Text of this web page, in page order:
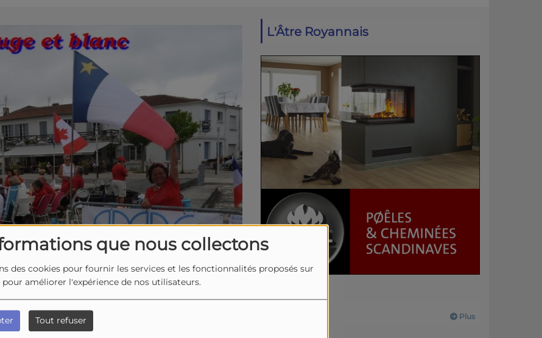
que nous collectons
des cookies pour fournir les services et les fonctionnalités proposés sur
améliorer l'expérience de nos utilisateurs.
Tout refuser
L'Âtre Royannais
Plus